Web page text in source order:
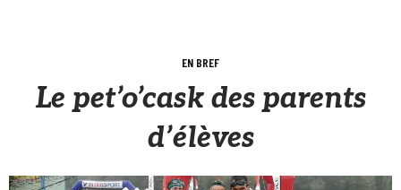
EN BREF
Le pet’o’cask des parents
d’élèves